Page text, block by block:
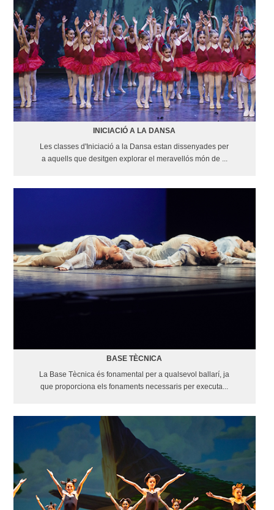
INICIACIÓ A LA DANSA
Les classes d'Iniciació a la Dansa estan dissenyades per
a aquells que desitgen explorar el meravellós món de ...
BASE TÈCNICA
La Base Tècnica és fonamental per a qualsevol ballarí, ja
que proporciona els fonaments necessaris per executa...